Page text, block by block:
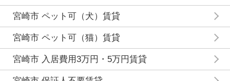
宮崎市 ペット可（犬）賃貸
宮崎市 ペット可（猫）賃貸
宮崎市 入居費用3万円・5万円賃貸